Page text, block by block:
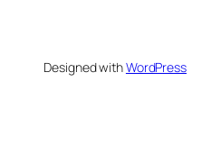
Designed withWordPress